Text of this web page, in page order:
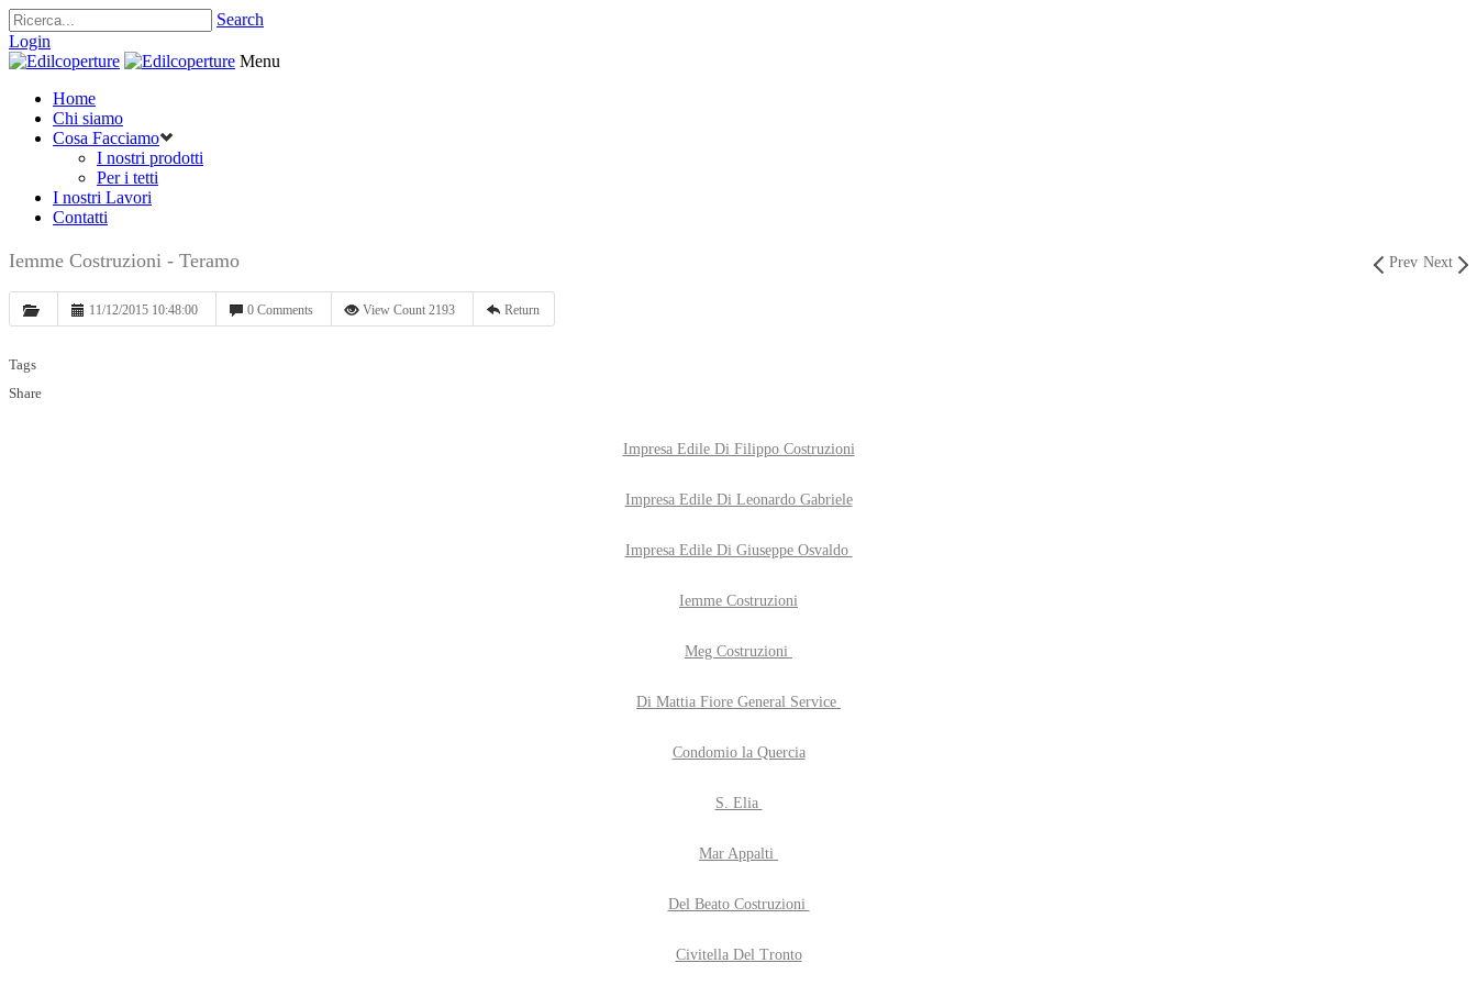
Search
Login
Menu
Home
Chi siamo
Cosa Facciamo
I nostri prodotti
Per i tetti
I nostri Lavori
Contatti
Prev Next
Iemme Costruzioni - Teramo
11/12/2015 10:48:00 0 Comments View Count 2193 Return
Tags
Share
Impresa Edile Di Filippo Costruzioni
Impresa Edile Di Leonardo Gabriele
Impresa Edile Di Giuseppe Osvaldo
Iemme Costruzioni
Meg Costruzioni
Di Mattia Fiore General Service
Condomio la Quercia
S. Elia
Mar Appalti
Del Beato Costruzioni
Civitella Del Tronto